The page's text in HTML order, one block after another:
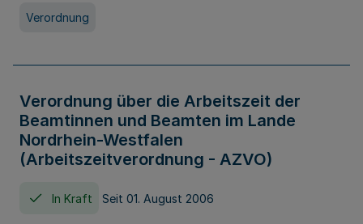
Verordnung
Verordnung über die Arbeitszeit der
Beamtinnen und Beamten im Lande
Nordrhein-Westfalen
(Arbeitszeitverordnung - AZVO)
In Kraft Seit 01. August 2006